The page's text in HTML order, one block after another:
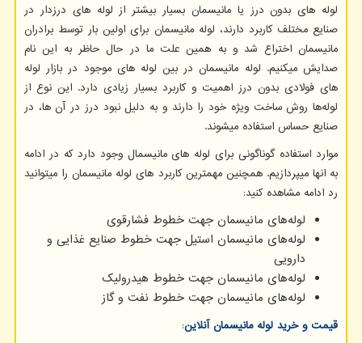
لوله های بدون درز یا مانیسمان بسیار بیشتر از لوله های درزدار در
صنایع مختلف کاربرد دارند، لوله مانیسمان برای اولین بار توسط برادران
مانیسمان اختراع شد و به همین علت ما در حال حاظر به این نام
صدایش میکنیم. لوله مانیسمان در بین لوله‌ های موجود در بازار لوله‌
های فولادی بدون درز اهمیت و کاربرد بسیار زیادی دارد. این نوع از
لوله‌ها روش ساخت ویژه خود را دارند و به دلیل نبود درز در آن‌ ها، در
صنایع حساس استفاده میشوند.
موارد استفاده گوناگونی برای لوله های مانیسمال وجود دارد که در ادامه
به انها میپردازیم. همچنین مهمترین کاربرد های لوله مانیسمان را میتوانید
رد ادامه مشاهده کنید:
لوله‌های مانیسمان جهت خطوط فشارقوی
لوله‌های مانیسمان استیل جهت خطوط صنایع غذایی و
دارویی
لوله‌های مانیسمان جهت خطوط هیدرولیک
لوله‌های مانیسمان جهت خطوط نفت و گاز
قیمت و خرید لوله مانیسمان آنلاین: